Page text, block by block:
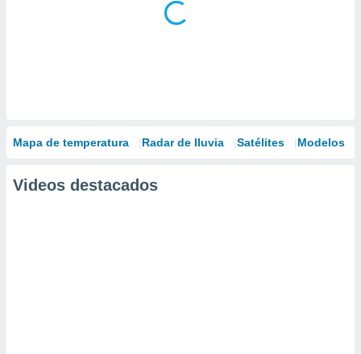
Mapa de temperatura Radar de lluvia Satélites Modelos
Videos destacados